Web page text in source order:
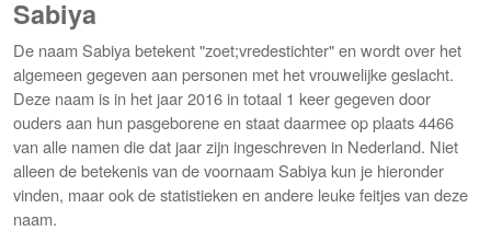
Sabiya
De naam Sabiya betekent "zoet;vredestichter" en wordt over het
algemeen gegeven aan personen met het vrouwelijke geslacht.
Deze naam is in het jaar 2016 in totaal 1 keer gegeven door
ouders aan hun pasgeborene en staat daarmee op plaats 4466
van alle namen die dat jaar zijn ingeschreven in Nederland. Niet
alleen de betekenis van de voornaam Sabiya kun je hieronder
vinden, maar ook de statistieken en andere leuke feitjes van deze
naam.